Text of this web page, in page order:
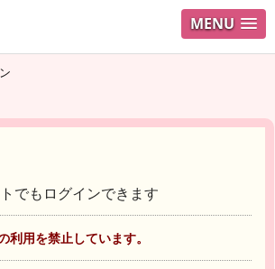
MENU
でもログインできます
利用を禁止しています。